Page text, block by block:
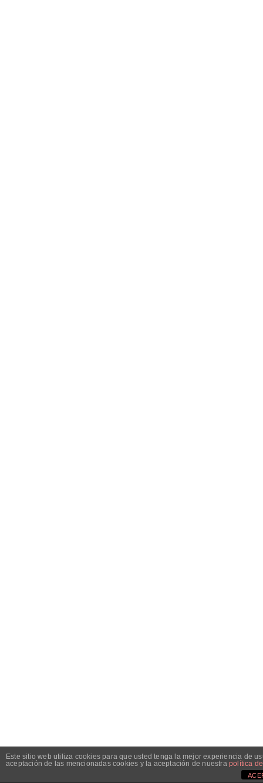
Este sitio web utiliza cookies para que usted tenga la mejor experiencia de
aceptación de las mencionadas cookies y la aceptación de nuestrapolítica